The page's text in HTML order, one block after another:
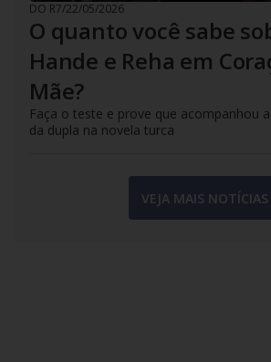
DO R7/22/05/2026
O quanto você sabe
Hande e Reha em
Mãe?
Faça o teste e prove que acompanhou
da dupla na novela turca
VEJA MAIS NOTÍCIAS